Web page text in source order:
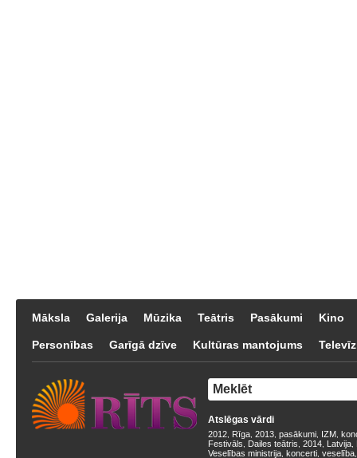
Māksla Galerija Mūzika Teātris Pasākumi Kino
Personības Garīgā dzīve Kultūras mantojums
Atslēgas vārdi
2012 Rīga 2013 pasākumi IZM
Festivāls
Dailes teātris 2014 Latvija
Veselības ministrija koncerti veselība